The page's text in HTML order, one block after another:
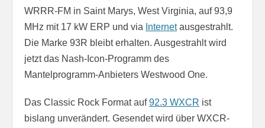
WRRR-FM in Saint Marys, West Virginia, auf 93,9
MHz mit 17 kW ERP und via Internetausgestrahlt.
Die Marke 93R bleibt erhalten. Ausgestrahlt wird
jetzt das Nash-Icon-Programm des
Mantelprogramm-Anbieters Westwood One.
Das Classic Rock Format auf92.3 WXCR ist
bislang unverändert. Gesendet wird über WXCR-